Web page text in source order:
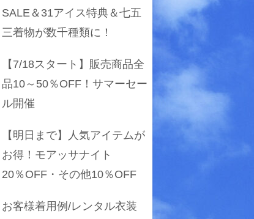
SALE＆31アイス特典＆七五
三着物が数千種類に！
【7/18スタート】販売商品全
品10～50％OFF！サマーセー
ル開催
【明日まで】人気アイテムが
お得！モアッサナイト
20％OFF・その他10％OFF
お客様着用例/レンタル衣装